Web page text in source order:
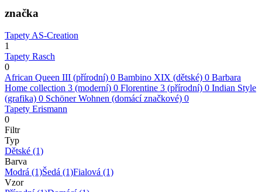
značka
Tapety AS-Creation
1
Tapety Rasch
0
African Queen III (přírodní) 0 Bambino XIX (dětské) 0 Barbara
Home collection 3 (moderní) 0 Florentine 3 (přírodní) 0 Indian Style
(grafika) 0 Schöner Wohnen (domácí značkové) 0
Tapety Erismann
0
Filtr
Typ
Dětské (1)
Barva
Modrá (1)Šedá (1)Fialová (1)
Vzor